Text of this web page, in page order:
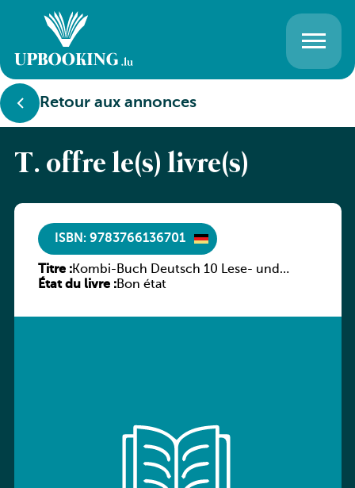
Retour aux annonces
T. offre le(s) livre(s)
ISBN: 9783766136701
Titre :Kombi-Buch Deutsch 10 Lese- und
Sprachbuch
État du livre :Bon état